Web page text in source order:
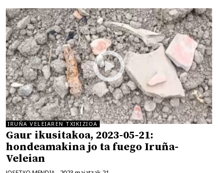
IRUÑA VELEIAREN TXIKIZIOA
Gaur ikusitakoa, 2023-05-21:
hondeamakina jo ta fuego Iruña-
Veleian